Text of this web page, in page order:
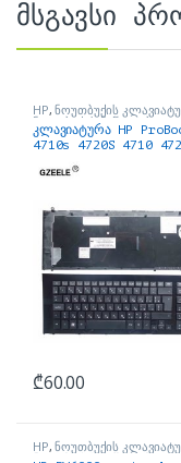
მსგავსი
HP,ნოუთბუქის
ნოუთბუქის ნაწილები და
აქსესუარები
კლავიატურა HP
4710s 4720S 4710
₾60.00
HP,ნოუთბუქის
ნოუთბუქის ნაწილები და